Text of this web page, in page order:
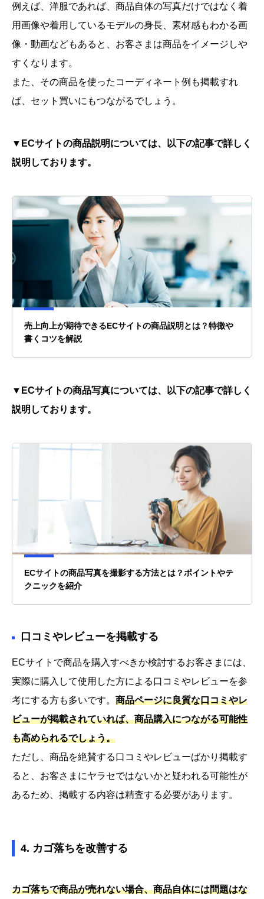
例えば、洋服であれば、商品自体の写真だけではなく着
用画像や着用しているモデルの身長、素材感もわかる画
像・動画などもあると、お客さまは商品をイメージしや
すくなります。
また、その商品を使ったコーディネート例も掲載すれ
ば、セット買いにもつながるでしょう。
▼ECサイトの商品説明については、以下の記事で詳しく
説明しております。
売上向上が期待できるECサイトの商品説明とは？特徴や
書くコツを解説
▼ECサイトの商品写真については、以下の記事で詳しく
説明しております。
ECサイトの商品写真を撮影する方法とは？ポイントやテ
クニックを紹介
口コミやレビューを掲載する
ECサイトで商品を購入すべきか検討するお客さまには、
実際に購入して使用した方による口コミやレビューを参
考にする方も多いです。 商品ページに良質な口コミやレ
ビューが掲載されていれば、商品購入につながる可能性
も高められるでしょう。
ただし、商品を絶賛する口コミやレビューばかり掲載す
ると、お客さまにヤラセではないかと疑われる可能性が
あるため、掲載する内容は精査する必要があります。
4. カゴ落ちを改善する
カゴ落ちで商品が売れない場合、商品自体には問題はな